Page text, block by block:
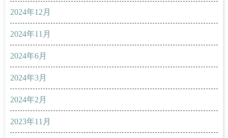
2024年12月
2024年11月
2024年6月
2024年3月
2024年2月
2023年11月